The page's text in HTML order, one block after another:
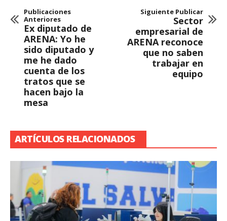
Publicaciones
Anteriores
Ex diputado de
ARENA: Yo he
sido diputado y
me he dado
cuenta de los
tratos que se
hacen bajo la
mesa
Siguiente Publicar
Sector
empresarial de
ARENA reconoce
que no saben
trabajar en
equipo
ARTÍCULOS RELACIONADOS